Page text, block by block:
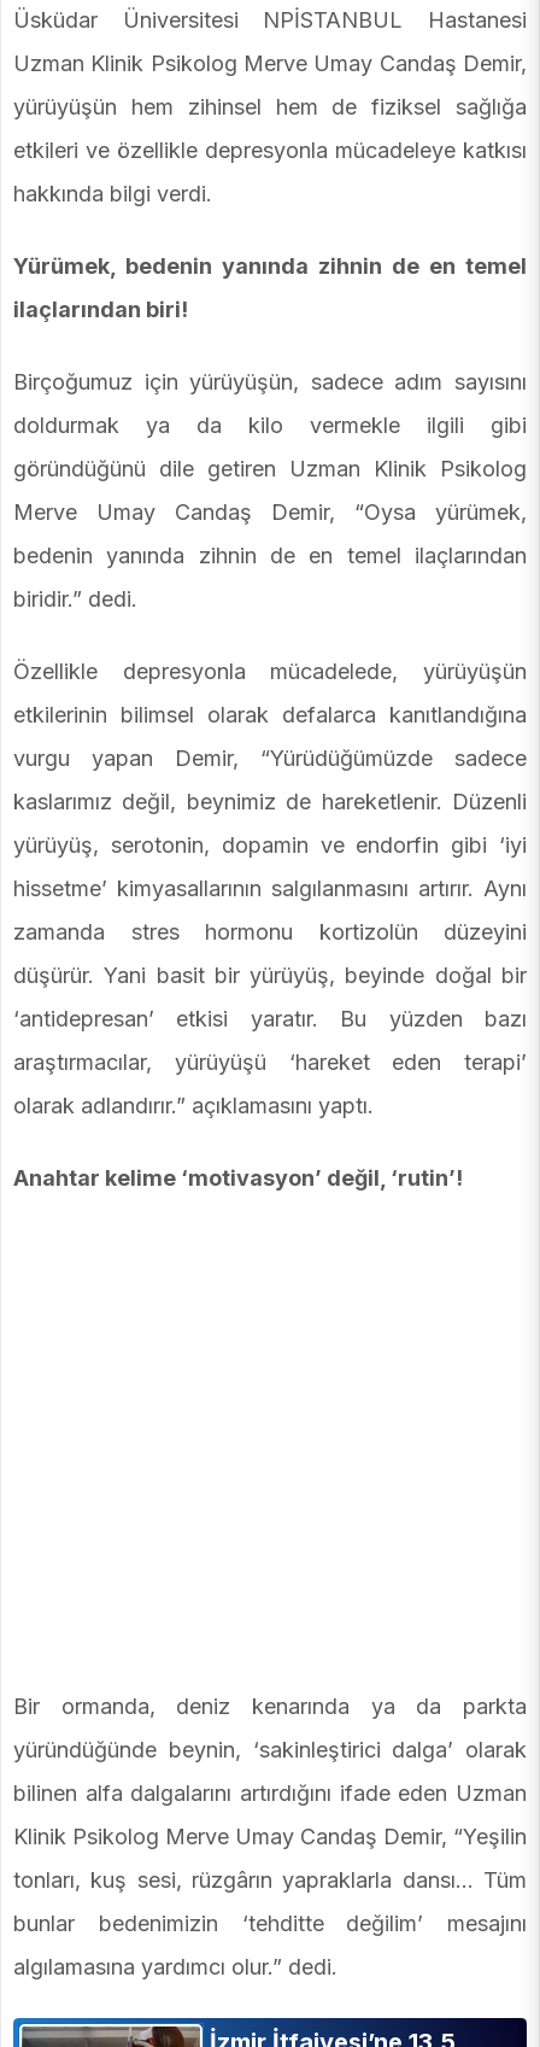
Üsküdar Üniversitesi NPİSTANBUL Hastanesi
Uzman Klinik Psikolog Merve Umay Candaş Demir,
yürüyüşün hem zihinsel hem de fiziksel sağlığa
etkileri ve özellikle depresyonla mücadeleye katkısı
hakkında bilgi verdi.
Yürümek, bedenin yanında zihnin de en temel
ilaçlarından biri!
Birçoğumuz için yürüyüşün, sadece adım sayısını
doldurmak ya da kilo vermekle ilgili gibi
göründüğünü dile getiren Uzman Klinik Psikolog
Merve Umay Candaş Demir, “Oysa yürümek,
bedenin yanında zihnin de en temel ilaçlarından
biridir.” dedi.
Özellikle depresyonla mücadelede, yürüyüşün
etkilerinin bilimsel olarak defalarca kanıtlandığına
vurgu yapan Demir, “Yürüdüğümüzde sadece
kaslarımız değil, beynimiz de hareketlenir. Düzenli
yürüyüş, serotonin, dopamin ve endorfin gibi ‘iyi
hissetme’ kimyasallarının salgılanmasını artırır. Aynı
zamanda stres hormonu kortizolün düzeyini
düşürür. Yani basit bir yürüyüş, beyinde doğal bir
‘antidepresan’ etkisi yaratır. Bu yüzden bazı
araştırmacılar, yürüyüşü ‘hareket eden terapi’
olarak adlandırır.” açıklamasını yaptı.
Anahtar kelime ‘motivasyon’ değil, ‘rutin’!
Bir ormanda, deniz kenarında ya da parkta
yüründüğünde beynin, ‘sakinleştirici dalga’ olarak
bilinen alfa dalgalarını artırdığını ifade eden Uzman
Klinik Psikolog Merve Umay Candaş Demir, “Yeşilin
tonları, kuş sesi, rüzgârın yapraklarla dansı… Tüm
bunlar bedenimizin ‘tehditte
değilim’ mesajını
algılamasına yardımcı olur.” dedi.